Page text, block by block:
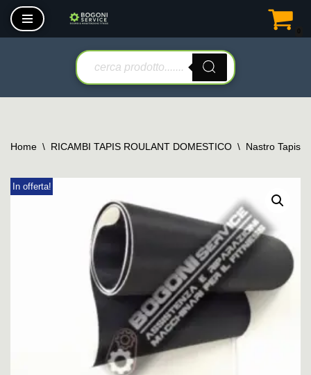
Vai
Home \ RICAMBI TAPIS ROULANT DOMESTICO \ Nastro Tapis
In offerta!